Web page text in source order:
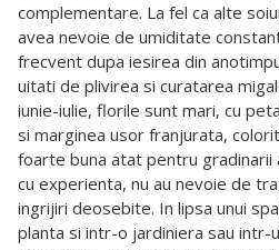
complementare. La fel ca alte
avea nevoie de umiditate
frecvent dupa iesirea din
uitati de plivirea si curatarea
iunie-iulie, florile sunt mari, cu
si marginea usor franjurata,
foarte buna atat pentru gradinarii
cu experienta, nu au nevoie de
ingrijiri deosebite. In lipsa unui
planta si intr-o jardiniera sau intr-